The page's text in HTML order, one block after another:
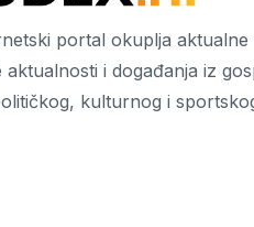
portal okuplja aktualne
aktualnosti i događanja iz
kulturnog i